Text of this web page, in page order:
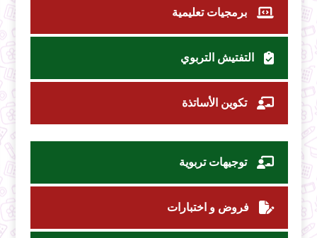
برمجيات تعليمية
التفتيش التربوي
تكوين الأساتذة
توجيهات تربوية
فروض و اختبارات